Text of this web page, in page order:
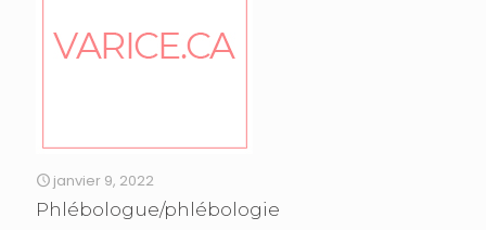
janvier 9, 2022
Phlébologue/phlébologie